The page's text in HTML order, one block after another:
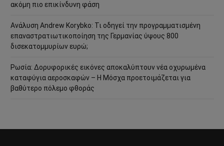
ακόμη πιο επικίνδυνη φάση
Ανάλυση Andrew Korybko: Τι οδηγεί την προγραμματισμένη
επαναστρατιωτικοποίηση της Γερμανίας ύψους 800
δισεκατομμυρίων ευρώ;
Ρωσία: Δορυφορικές εικόνες αποκαλύπτουν νέα οχυρωμένα
καταφύγια αεροσκαφών – Η Μόσχα προετοιμάζεται για
βαθύτερο πόλεμο φθοράς